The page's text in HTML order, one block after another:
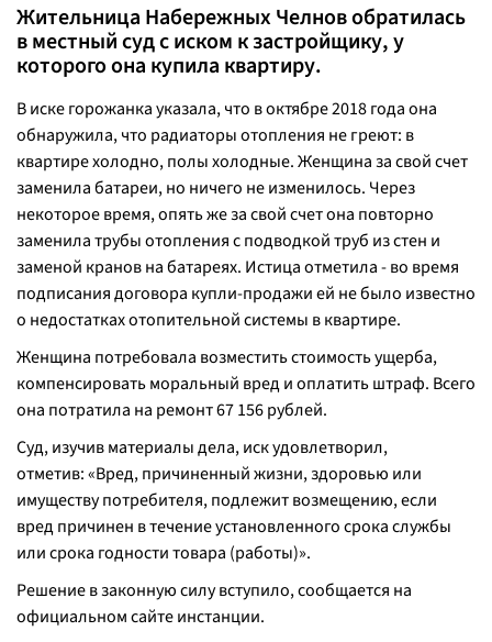
Жительница Набережных Челнов обратилась
в местный суд с иском к застройщику, у
которого она купила квартиру.
В иске горожанка указала, что в октябре 2018 года она
обнаружила, что радиаторы отопления не греют: в
квартире холодно, полы холодные. Женщина за свой счет
заменила батареи, но ничего не изменилось. Через
некоторое время, опять же за свой счет она повторно
заменила трубы отопления с подводкой труб из стен и
заменой кранов на батареях. Истица отметила - во время
подписания договора купли-продажи ей не было известно
о недостатках отопительной системы в квартире.
Женщина потребовала возместить стоимость ущерба,
компенсировать моральный вред и оплатить штраф. Всего
она потратила на ремонт 67 156 рублей.
Суд, изучив материалы дела, иск удовлетворил,
отметив: «Вред, причиненный жизни, здоровью или
имуществу потребителя, подлежит возмещению, если
вред причинен в течение установленного срока службы
или срока годности товара (работы)».
Решение в законную силу вступило, сообщается на
официальном сайте инстанции.